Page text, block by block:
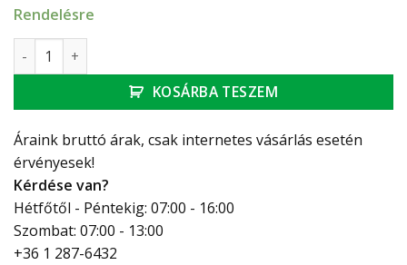
Rendelésre
Lowara Ecocirc XL 40-100 F PN6/10 DN40 fűtési keringető
KOSÁRBA TESZEM
Áraink bruttó árak, csak internetes vásárlás esetén
érvényesek!
Kérdése van?
Hétfőtől - Péntekig: 07:00 - 16:00
Szombat: 07:00 - 13:00
+36 1 287-6432